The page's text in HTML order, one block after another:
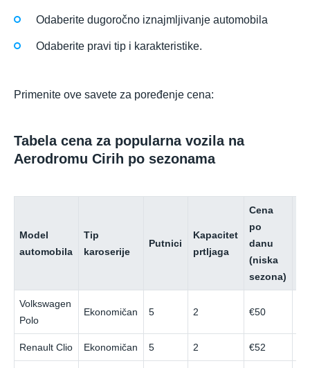
Odaberite dugoročno iznajmljivanje automobila
Odaberite pravi tip i karakteristike.
Primenite ove savete za poređenje cena:
Tabela cena za popularna vozila na
Aerodromu Cirih po sezonama
Model
automobila
Tip
karoserije
Putnici
Kapacitet
prtljaga
Cena
po
danu
(niska
sezona)
Volkswagen
Polo
Ekonomičan 5 2 €50
Renault Clio Ekonomičan 5 2 €52